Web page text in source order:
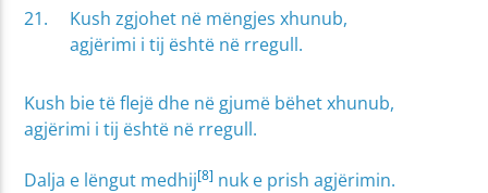
Kush zgjohet në mëngjes xhunub,
agjërimi i tij është në rregull.
Kush bie të flejë dhe në gjumë bëhet xhunub,
agjërimi i tij është në rregull.
Dalja e lëngut medhij[8] nuk e prish agjërimin.